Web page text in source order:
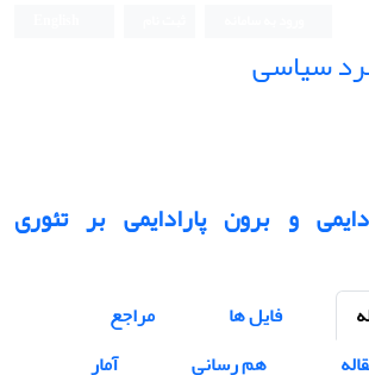
سیاسی
و برون پارادایمی بر تئوری
فایل ها
مراجع
هم رسانی
آمار